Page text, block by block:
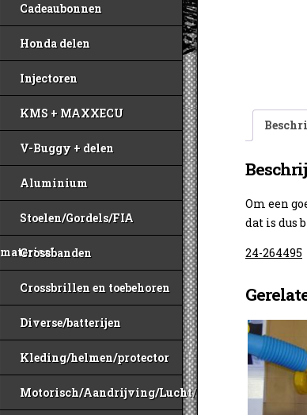
Cadeaubonnen
Honda delen
Injectoren
KMS + MAXXECU
V-Buggy + delen
Aluminium
Stoelen/Gordels/FIA
materiaal
Crossbanden
Crossbrillen en toebehoren
Diverse/batterijen
Kleding/helmen/protector
Motorisch/Aandrijving/Lucht/Benzine
Om een
dat is dus
24-264495